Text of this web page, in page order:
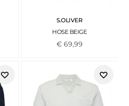
S.OLIVER
HOSE BEIGE
€ 69,99